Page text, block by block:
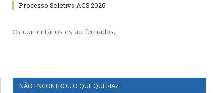
Processo Seletivo ACS 2026
Os comentários estão fechados.
NÃO ENCONTROU O QUE QUERIA?